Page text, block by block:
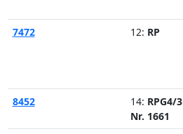
7472
12: RP
8452 14: RPG4/3
Nr. 1661